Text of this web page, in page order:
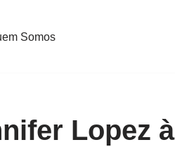
Somos
Lopez à